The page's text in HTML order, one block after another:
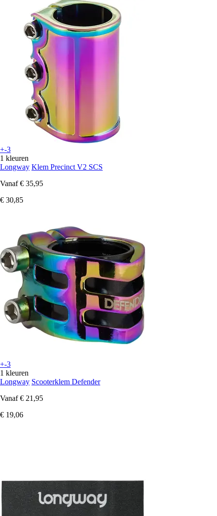
+-3
1 kleuren
Longway Klem Precinct V2 SCS
Vanaf € 35,95
€ 30,85
+-3
1 kleuren
Longway Scooterklem Defender
Vanaf € 21,95
€ 19,06